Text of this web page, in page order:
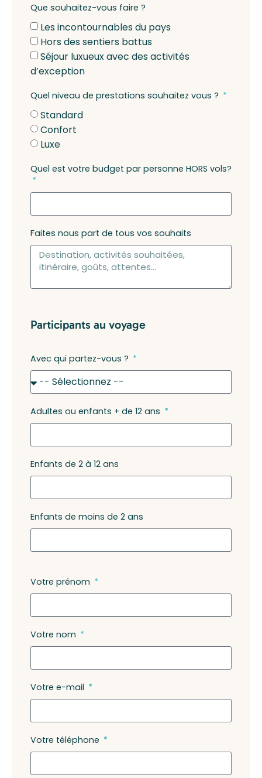
Que souhaitez-vous faire ?
Les incontournables du pays
Hors des sentiers battus
Séjour luxueux avec des activités
d’exception
Quel niveau de prestations souhaitez vous ?
Standard
Confort
Luxe
Quel est votre budget par personne HORS vols?
Faites nous part de tous vos souhaits
Participants au voyage
Avec qui partez-vous ?
Adultes ou enfants + de 12 ans
Enfants de 2 à 12 ans
Enfants de moins de 2 ans
Votre prénom
Votre nom
Votre e-mail
Votre téléphone